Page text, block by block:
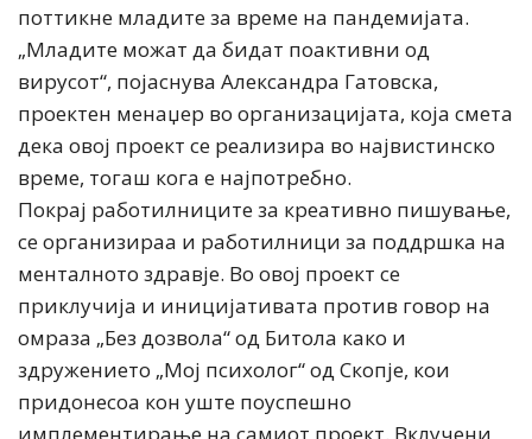
поттикне младите за време на пандемијата.
„Младите можат да бидат поактивни од
вирусот“, појаснува Александра Гатовска,
проектен менаџер во организацијата, која смета
дека овој проект се реализира во највистинско
време, тогаш кога е најпотребно.
Покрај работилниците за креативно пишување,
се организираа и работилници за поддршка на
менталното здравје. Во овој проект се
приклучија и иницијативата против говор на
омраза „Без дозвола“ од Битола како и
здружението „Мој психолог“ од Скопје, кои
придонесоа кон уште поуспешно
имплементирање на самиот проект. Вклучени